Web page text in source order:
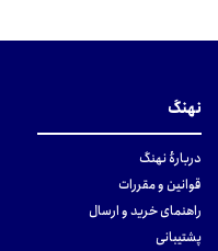
نهنگ
دربارهٔ نهنگ
قوانین و مقررات
راهنمای خرید و ارسال
پشتیبانی